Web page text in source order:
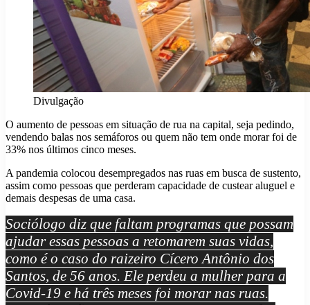
Divulgação
O aumento de pessoas em situação de rua na capital, seja pedindo,
vendendo balas nos semáforos ou quem não tem onde morar foi de
33% nos últimos cinco meses.
A pandemia colocou desempregados nas ruas em busca de sustento,
assim como pessoas que perderam capacidade de custear aluguel e
demais despesas de uma casa.
Sociólogo diz que faltam programas que possam
ajudar essas pessoas a retomarem suas vidas,
como é o caso do raizeiro Cícero Antônio dos
Santos, de 56 anos. Ele perdeu a mulher para a
Covid-19 e há três meses foi morar nas ruas.